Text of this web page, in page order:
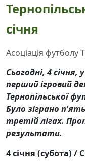
січня
Асоціація футболу
Сьогодні, 4 січня,
перший ігровий
Тернопільської
Було зіграно
третій лігах.
результати.
4 січня (субота) /